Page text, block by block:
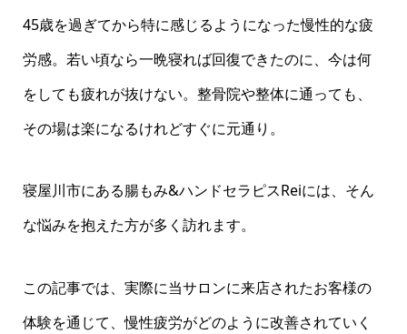
45歳を過ぎてから特に感じるようになった慢性的な疲
労感。若い頃なら一晩寝れば回復できたのに、今は何
をしても疲れが抜けない。整骨院や整体に通っても、
その場は楽になるけれどすぐに元通り。
寝屋川市にある腸もみ&ハンドセラピスReiには、そん
な悩みを抱えた方が多く訪れます。
この記事では、実際に当サロンに来店されたお客様の
体験を通じて、慢性疲労がどのように改善されていく